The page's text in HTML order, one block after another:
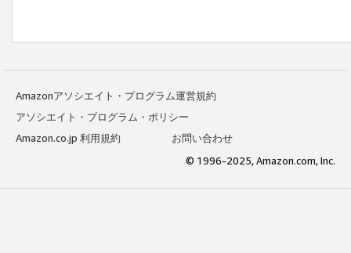
Amazonアソシエイト・プログラム運営規約
アソシエイト・プログラム・ポリシー
Amazon.co.jp 利用規約
お問い合わせ
© 1996-2025, Amazon.com, Inc.